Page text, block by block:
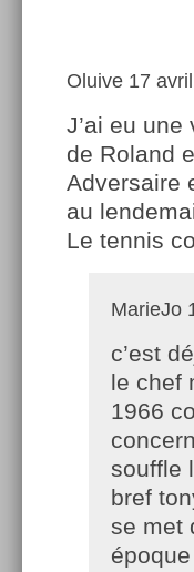
Oluive 17
J’ai eu
de Roland
Adversaire
au
Le tennis
MarieJo
c’est
le chef
1966
souffle
bref
se met